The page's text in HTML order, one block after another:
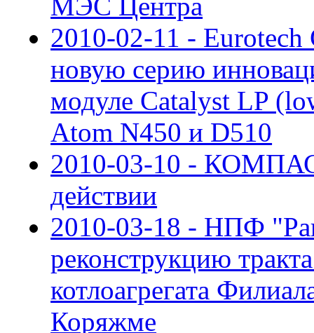
МЭС Центра
2010-02-11 -
новую серию
модуле Catalyst LP
Atom N450 и D510
2010-03-10 -
действии
2010-03-18 - НПФ
реконструкцию
котлоагрегата
Коряжме